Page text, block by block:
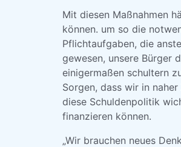
Mit diesen Maßnahmen
können. um so die
Pflichtaufgaben, die
gewesen, unsere Bürger
einigermaßen schultern
Sorgen, dass wir in
diese Schuldenpolitik
finanzieren können.
„Wir brauchen neues